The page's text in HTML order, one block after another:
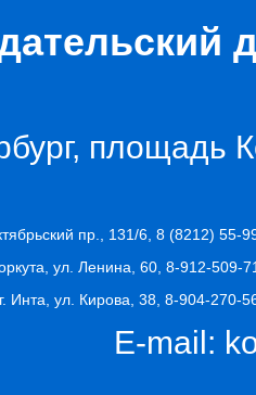
площадь
пр., 131/6, 8 (8212) 55-
ул. Ленина, 60, 8-912-509-
Инта, ул. Кирова, 38, 8-904-270-
E-mail: